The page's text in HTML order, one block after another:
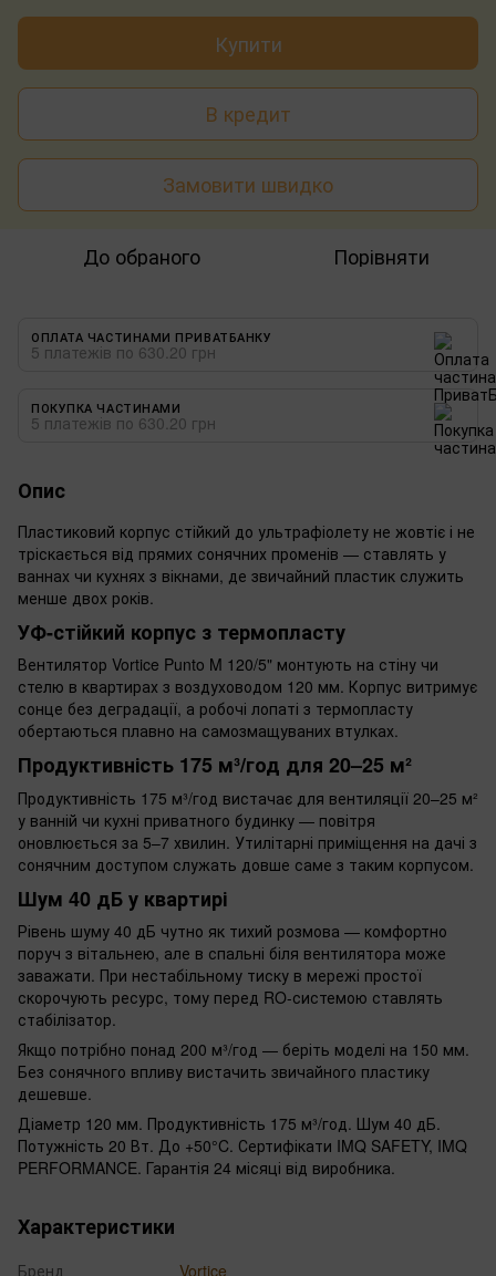
Купити
В кредит
Замовити швидко
До обраного Порівняти
ОПЛАТА ЧАСТИНАМИ ПРИВАТБАНКУ
5 платежів по 630.20 грн
ПОКУПКА ЧАСТИНАМИ
5 платежів по 630.20 грн
Опис
Пластиковий корпус стійкий до ультрафіолету не жовтіє і не
тріскається від прямих сонячних променів — ставлять у
ваннах чи кухнях з вікнами, де звичайний пластик служить
менше двох років.
УФ-стійкий корпус з термопласту
Вентилятор Vortice Punto M 120/5" монтують на стіну чи
стелю в квартирах з воздуховодом 120 мм. Корпус витримує
сонце без деградації, а робочі лопаті з термопласту
обертаються плавно на самозмащуваних втулках.
Продуктивність 175 м³/год для 20–25 м²
Продуктивність 175 м³/год вистачає для вентиляції 20–25 м²
у ванній чи кухні приватного будинку — повітря
оновлюється за 5–7 хвилин. Утилітарні приміщення на дачі з
сонячним доступом служать довше саме з таким корпусом.
Шум 40 дБ у квартирі
Рівень шуму 40 дБ чутно як тихий розмова — комфортно
поруч з вітальнею, але в спальні біля вентилятора може
заважати. При нестабільному тиску в мережі простої
скорочують ресурс, тому перед RO-системою ставлять
стабілізатор.
Якщо потрібно понад 200 м³/год — беріть моделі на 150 мм.
Без сонячного впливу вистачить звичайного пластику
дешевше.
Діаметр 120 мм. Продуктивність 175 м³/год. Шум 40 дБ.
Потужність 20 Вт. До +50°C. Сертифікати IMQ SAFETY, IMQ
PERFORMANCE. Гарантія 24 місяці від виробника.
Характеристики
Бренд Vortice